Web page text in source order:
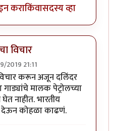
कराकिंवासदस्य व्हा
विचार
2019 21:11
करून अजून दलिंदर
मालक पेट्रोलच्या
नाहीत. भारतीय
कोहळा काढणं.